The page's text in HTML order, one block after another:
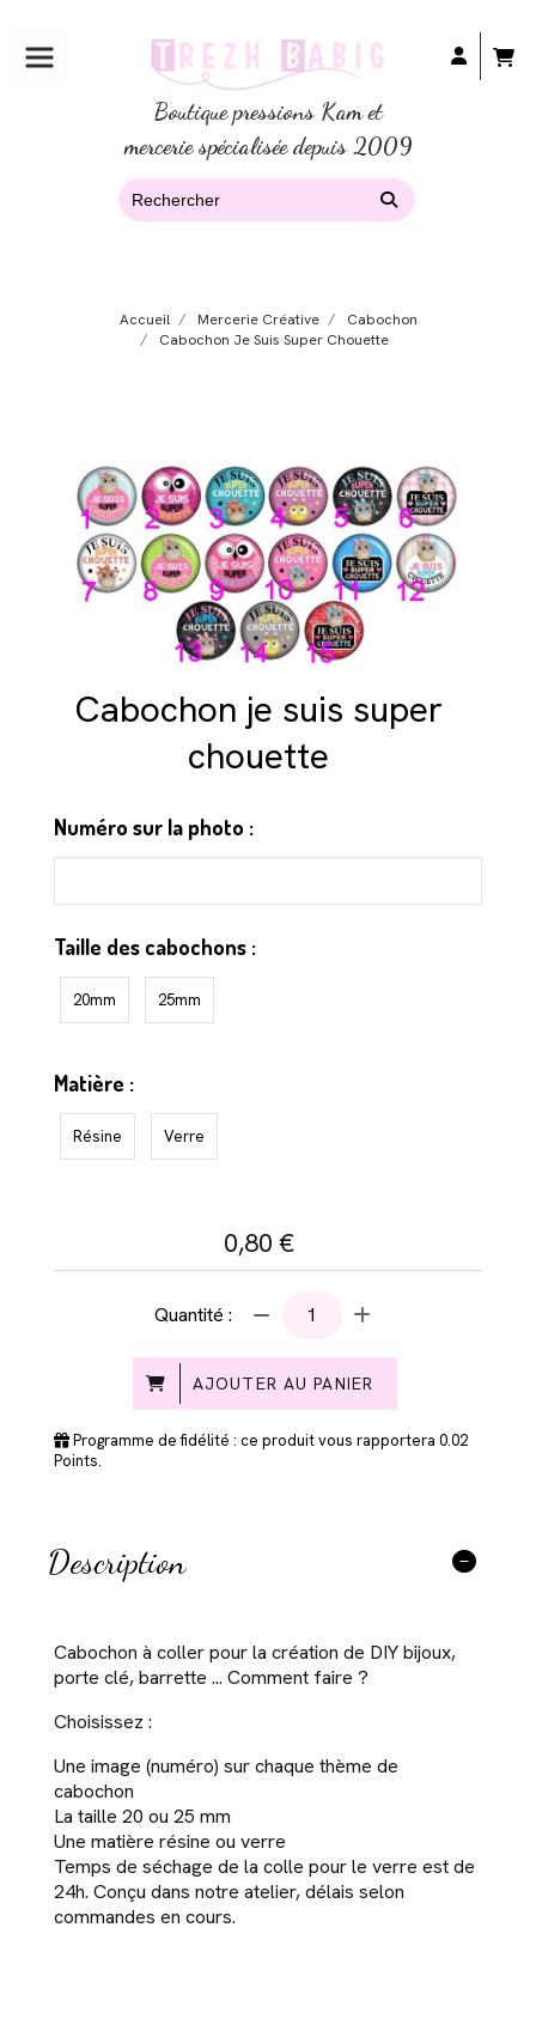
Boutique pressions Kam et
mercerie spécialisée depuis 2009
Accueil Mercerie Créative
Cabochon
Cabochon Je Suis Super Chouette
Cabochon je suis super
chouette
Numéro sur la photo :
Taille des cabochons :
20mm 25mm
Matière :
Résine Verre
0,80 €
Quantité :
AJOUTER AU PANIER
Programme de fidélité : ce produit vous rapportera 0.02
Points.
Description
Cabochon à coller pour la création de DIY bijoux,
porte clé, barrette ... Comment faire ?
Choisissez :
Une image (numéro) sur chaque thème de
cabochon
La taille 20 ou 25 mm
Une matière résine ou verre
Temps de séchage de la colle pour le verre est de
24h. Conçu dans notre atelier, délais selon
commandes en cours.